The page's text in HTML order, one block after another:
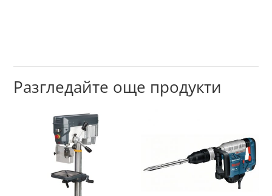
Разгледайте още продукти